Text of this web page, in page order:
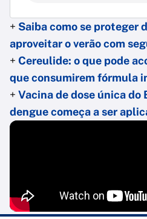
+ Saiba como se proteger
aproveitar o verão com
+ Cereulide: o que pode
que consumirem fórmula
+ Vacina de dose única
dengue começa a ser